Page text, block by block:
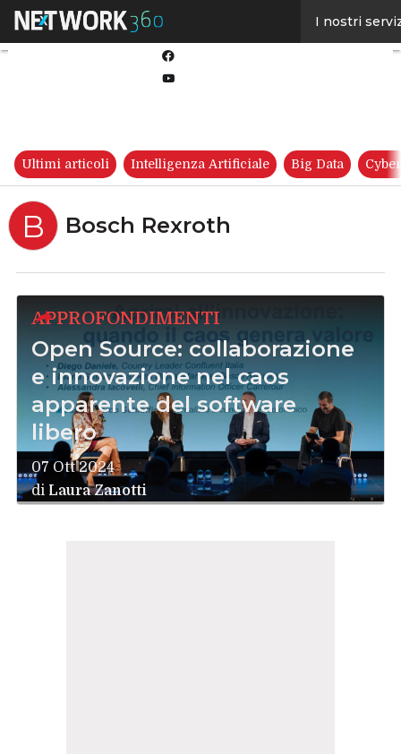
I nostri
Ultimi articoli Intelligenza Artificiale Big Data
B Bosch Rexroth
APPROFONDIMENTI
Open Source: collaborazione
e innovazione nel caos
apparente del software
libero
07 Ott 2024
di Laura Zanotti